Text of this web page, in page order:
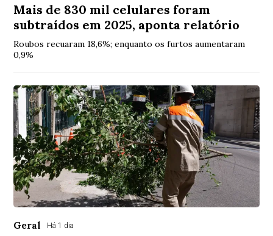
Mais de 830 mil celulares foram
subtraídos em 2025, aponta relatório
Roubos recuaram 18,6%; enquanto os furtos aumentaram
0,9%
Geral Há 1 dia